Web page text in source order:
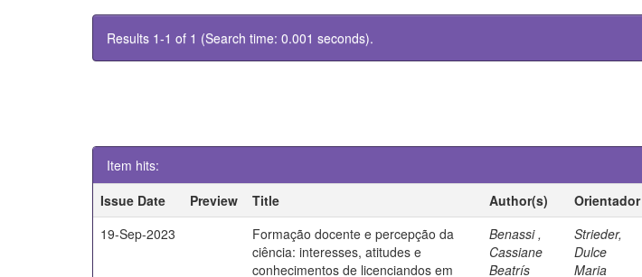
Results 1-1 of 1 (Search time: 0.001 seconds).
Item hits:
Issue Date
Preview Title Author(s) Orientador
19-Sep-2023
Formação docente e percepção da
ciência: interesses, atitudes e
conhecimentos de licenciandos em
Benassi ,
Cassiane
Beatrís
Strieder,
Dulce
Maria